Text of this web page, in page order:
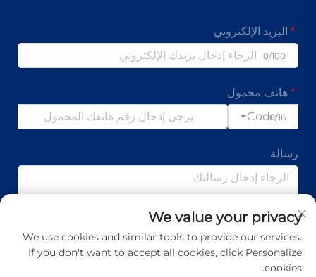
البريد الإلكتروني
0/100
هاتف محمول
Code0/16
رسالة
0/1000
We value your privacy
We use cookies and similar tools to provide our services.
If you don't want to accept all cookies, click Personalize
cookies.